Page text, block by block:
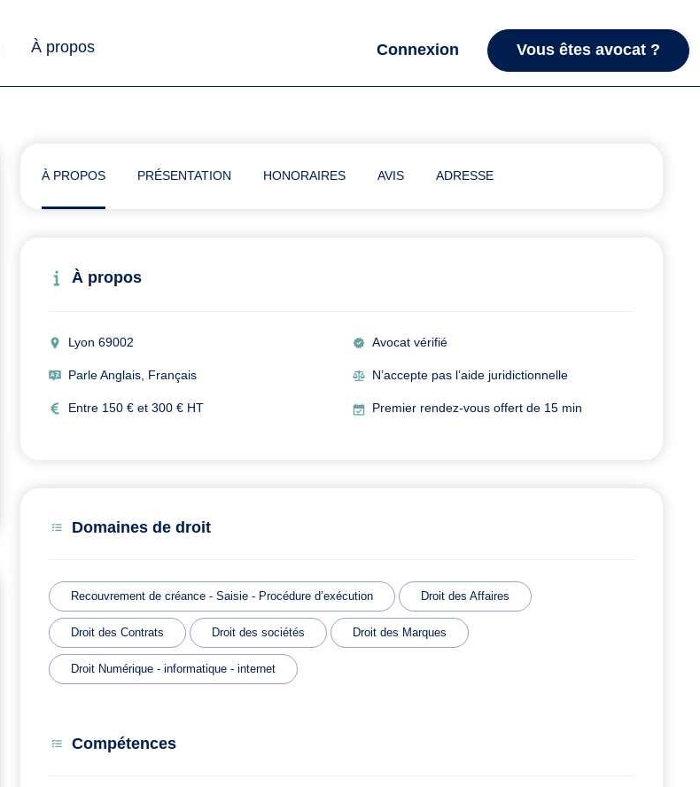
À propos Connexion Vous êtes avocat ?
À PROPOS PRÉSENTATION HONORAIRES AVIS ADRESSE
À propos
Lyon 69002 Avocat vérifié
Parle Anglais, Français N’accepte pas l’aide juridictionnelle
Entre 150 € et 300 € HT Premier rendez-vous offert de 15 min
Domaines de droit
Recouvrement de créance - Saisie - Procédure d’exécution Droit des Affaires
Droit des Contrats Droit des sociétés Droit des Marques
Droit Numérique - informatique - internet
Compétences